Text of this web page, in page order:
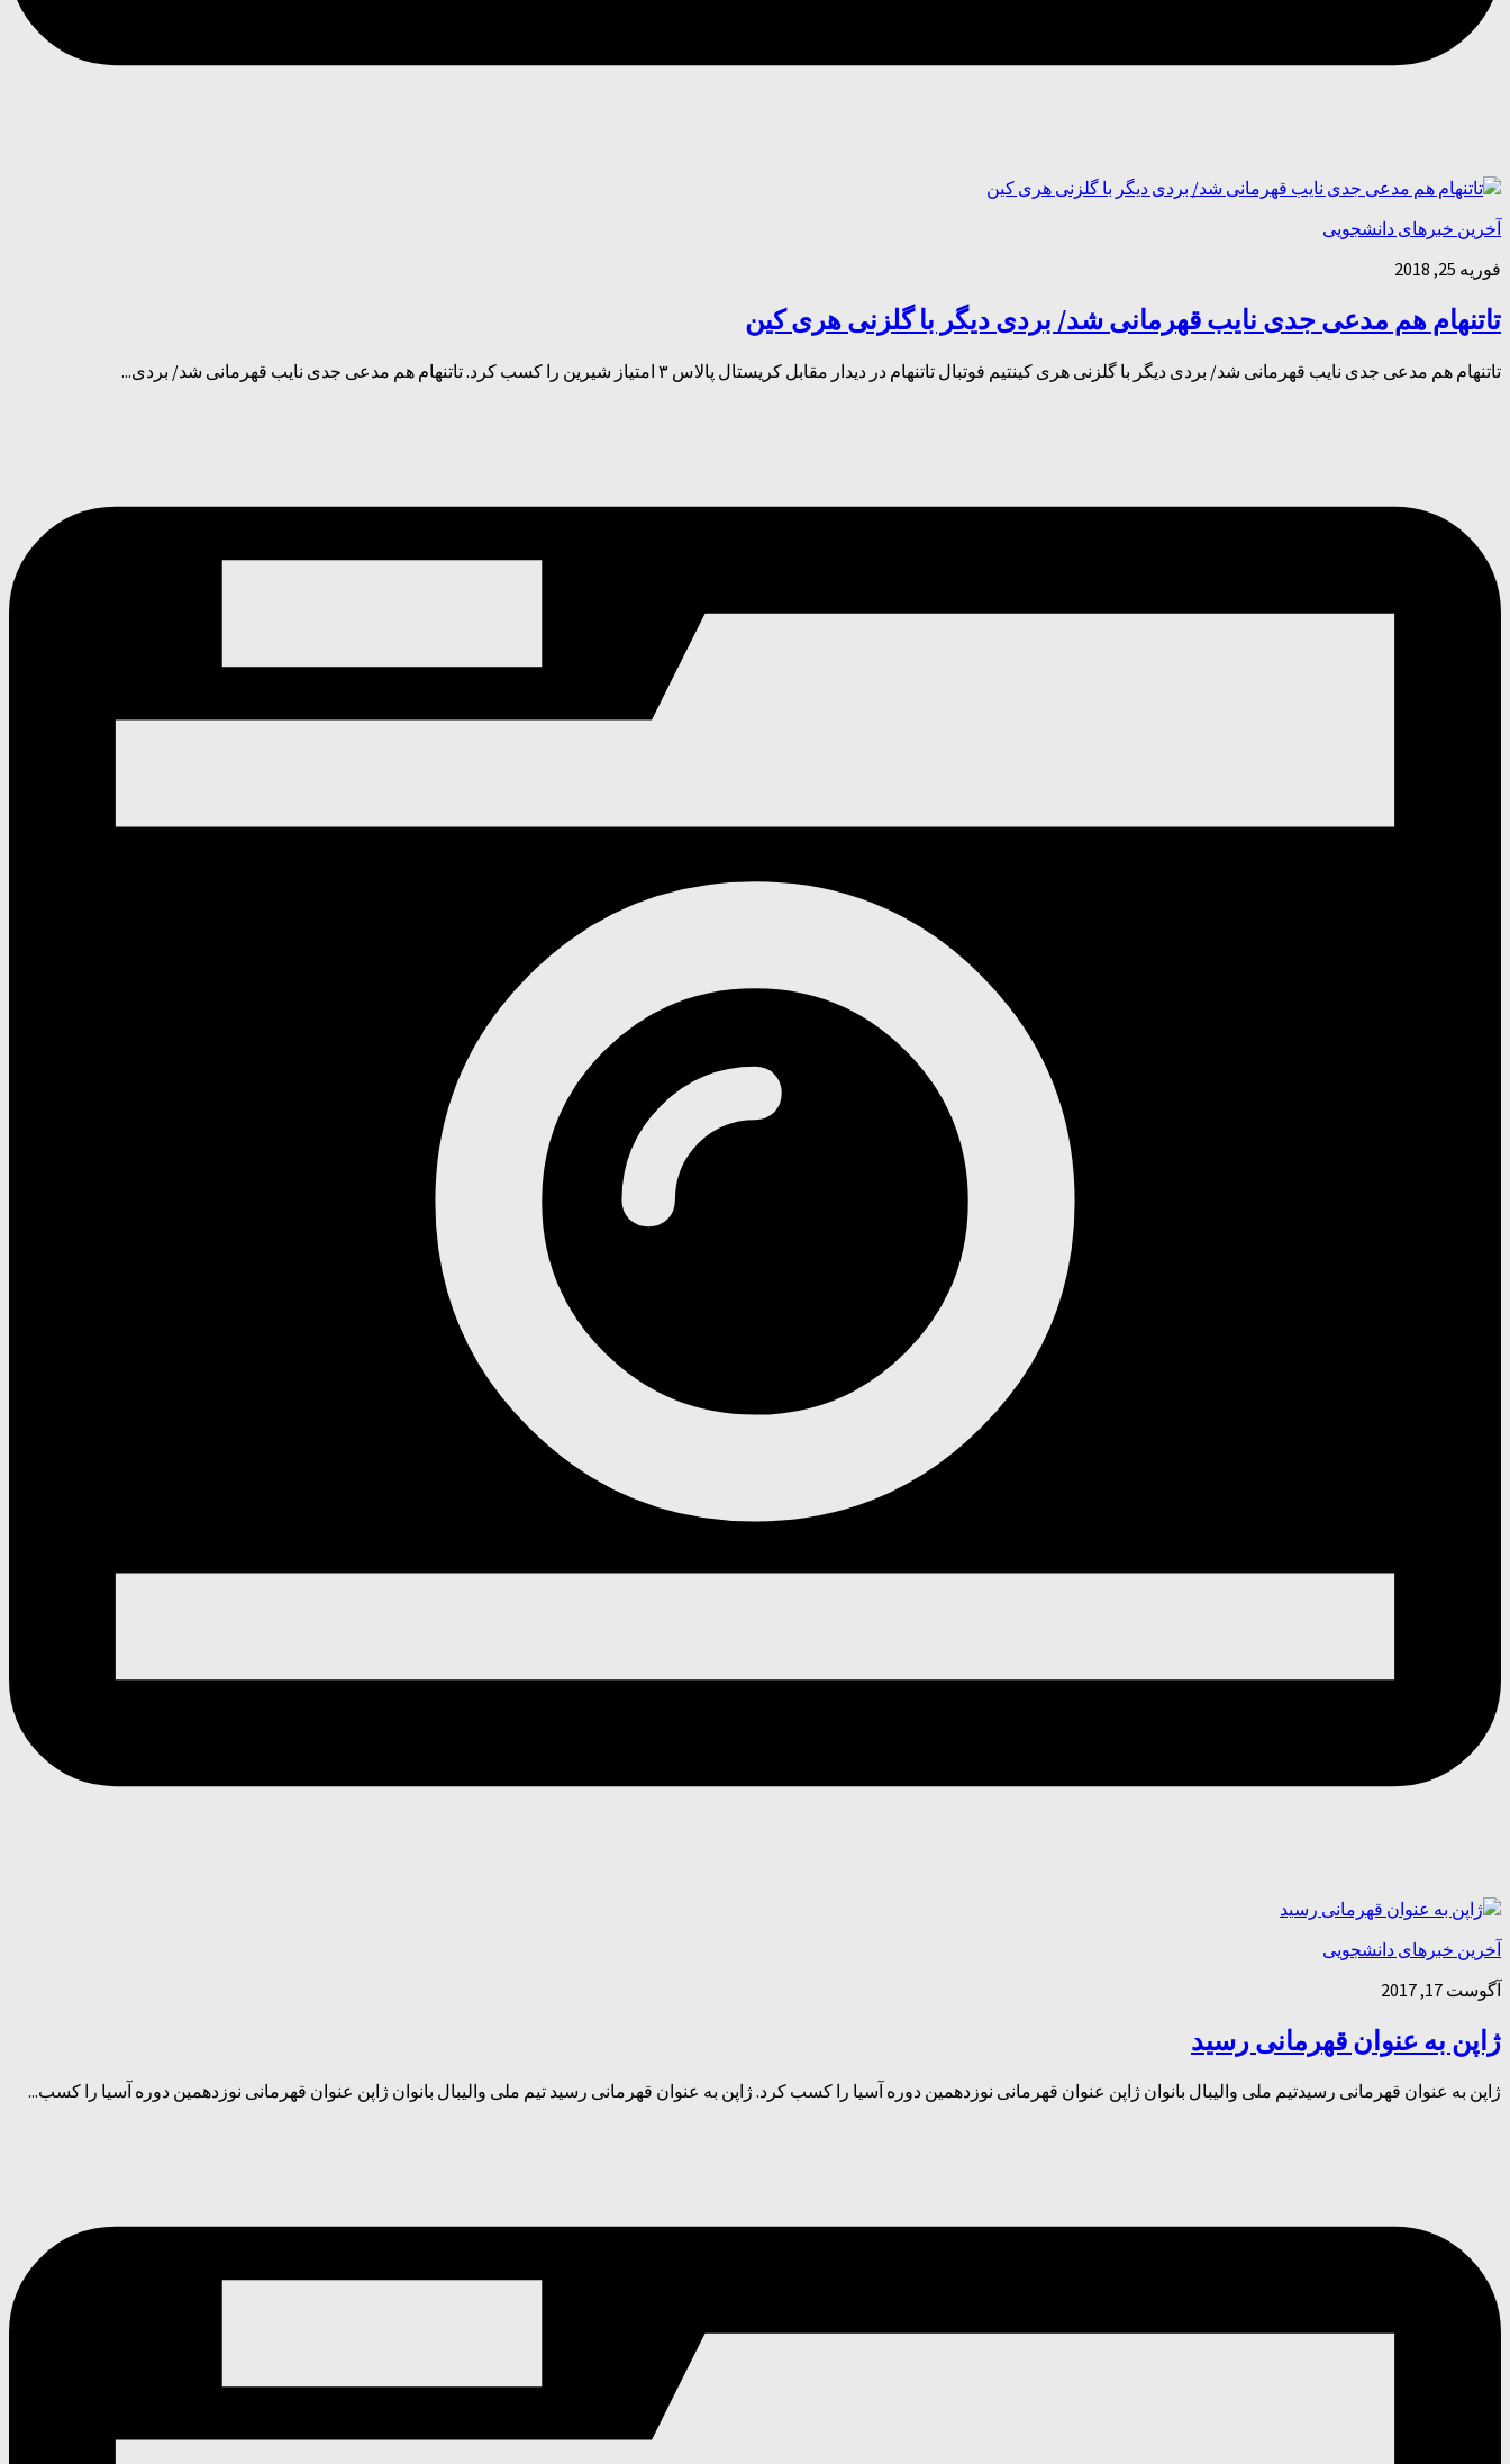
آخرین خبرهای دانشجویی
فوریه 25, 2018
تاتنهام هم مدعی جدی نایب قهرمانی شد/ بردی دیگر با گلزنی هری کین
تاتنهام هم مدعی جدی نایب قهرمانی شد/ بردی دیگر با گلزنی هری کینتیم فوتبال تاتنهام در دیدار مقابل کریستال پالاس ۳ امتیاز شیرین را کسب کرد. تاتنهام هم مدعی جدی نایب قهرمانی شد/ بردی...
آخرین خبرهای دانشجویی
آگوست 17, 2017
ژاپن به عنوان قهرمانی رسید
ژاپن به عنوان قهرمانی رسیدتیم ملی والیبال بانوان ژاپن عنوان قهرمانی نوزدهمین دوره آسیا را کسب کرد. ژاپن به عنوان قهرمانی رسید تیم ملی والیبال بانوان ژاپن عنوان قهرمانی نوزدهمین دوره آسیا را کسب...